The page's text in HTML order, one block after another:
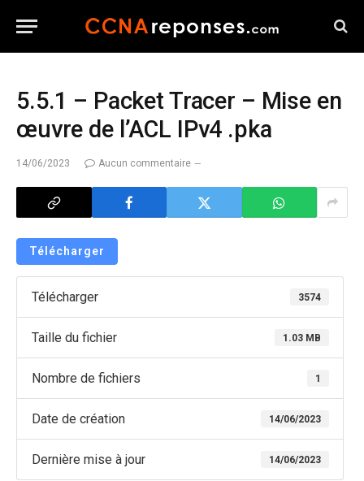
5.5.1 – Packet Tracer – Mise en
œuvre de l’ACL IPv4 .pka
14/06/2023 Aucun commentaire
Télécharger
Télécharger 3574
Taille du fichier 1.03 MB
Nombre de fichiers 1
Date de création 14/06/2023
Dernière mise à jour 14/06/2023